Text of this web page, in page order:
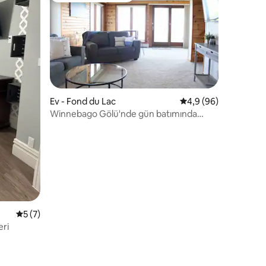
5 üzerinden ortalama 5 puan, 7 değerlendirme
5 (7)
Ev - Fond du Lac 5 üzerinden
4,9 (96)
Winnebago Gölü'nde gün batımında